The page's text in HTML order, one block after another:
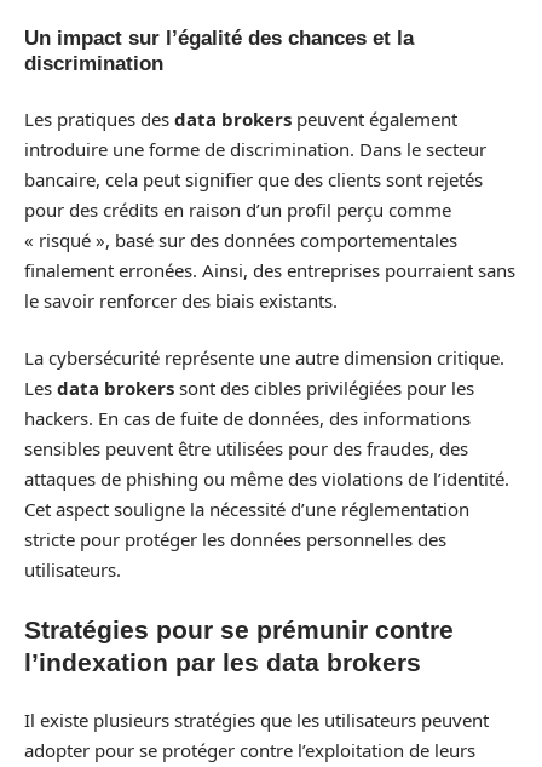
Un impact sur l’égalité des chances et la
discrimination
Les pratiques des data brokers peuvent également
introduire une forme de discrimination. Dans le secteur
bancaire, cela peut signifier que des clients sont rejetés
pour des crédits en raison d’un profil perçu comme
« risqué », basé sur des données comportementales
finalement erronées. Ainsi, des entreprises pourraient sans
le savoir renforcer des biais existants.
La cybersécurité représente une autre dimension critique.
Les data brokers sont des cibles privilégiées pour les
hackers. En cas de fuite de données, des informations
sensibles peuvent être utilisées pour des fraudes, des
attaques de phishing ou même des violations de l’identité.
Cet aspect souligne la nécessité d’une réglementation
stricte pour protéger les données personnelles des
utilisateurs.
Stratégies pour se prémunir contre
l’indexation par les data brokers
Il existe plusieurs stratégies que les utilisateurs peuvent
adopter pour se protéger contre l’exploitation de leurs